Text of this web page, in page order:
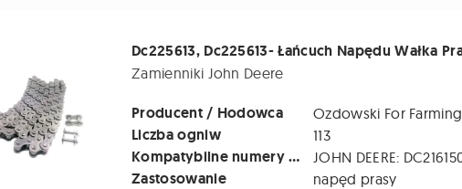
Zamienniki John Deere
Producent / Hodowca Ozdowski For Farming
Liczba ogniw 113
Kompatybilne numery katalogowe
Zastosowanie napęd prasy